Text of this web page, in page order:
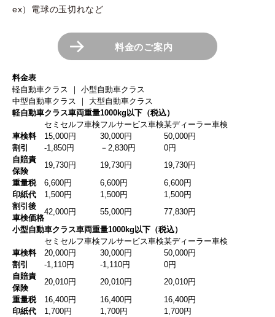
ex）電球の玉切れなど
料金のご案内
料金表
軽自動車クラス
｜ 小型自動車クラス
中型自動車クラス
｜ 大型自動車クラス
軽自動車クラス車両重量1000kg以下 （税込）
セミセルフ車検フルサービス車検某ディーラー車検
車検料
15,000円 30,000円
50,000円
割引
-1,850円 －2,830円
0円
自賠責
保険
19,730円 19,730円
19,730円
重量税
6,600円 6,600円
6,600円
印紙代
1,500円 1,500円
1,500円
割引後
車検価格
42,000円 55,000円
77,830円
小型自動車クラス車両重量1000kg以下 （税込）
セミセルフ車検フルサービス車検某ディーラー車検
車検料
20,000円 30,000円
50,000円
割引
-1,110円 -1,110円
0円
自賠責
保険
20,010円 20,010円
20,010円
重量税
16,400円 16,400円
16,400円
印紙代
1,700円 1,700円
1,700円